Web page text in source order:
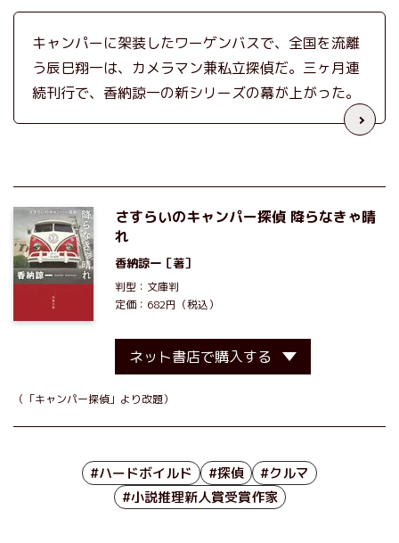
キャンパーに架装したワーゲンバスで、全国を流離
う辰巳翔一は、カメラマン兼私立探偵だ。三ヶ月連
続刊行で、香納諒一の新シリーズの幕が上がった。
さすらいのキャンパー探偵 降らなきゃ晴
れ
香納諒一 ［著］
判型：文庫判
定価：682円（税込）
ネット書店で購入する
（「キャンパー探偵」より改題）
#ハードボイルド #探偵
#クルマ
#小説推理新人賞受賞作家